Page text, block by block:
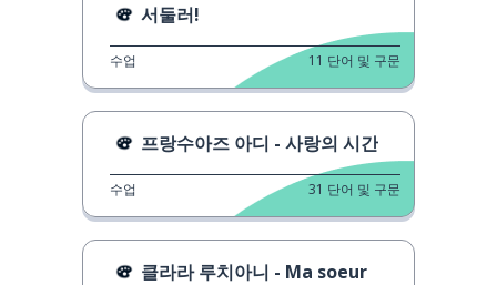
서둘러!
수업 11 단어 및 구문
프랑수아즈 아디 - 사랑의 시간
수업 31 단어 및 구문
클라라 루치아니 - Ma soeur